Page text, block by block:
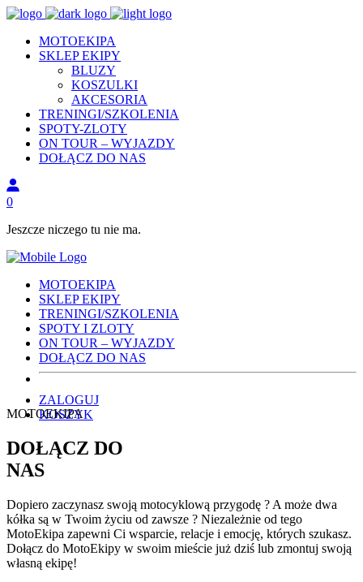
MOTOEKIPA
SKLEP EKIPY
BLUZY
KOSZULKI
AKCESORIA
TRENINGI/SZKOLENIA
SPOTY-ZLOTY
ON TOUR – WYJAZDY
DOŁĄCZ DO NAS
0
Jeszcze niczego tu nie ma.
MOTOEKIPA
SKLEP EKIPY
TRENINGI/SZKOLENIA
SPOTY I ZLOTY
ON TOUR – WYJAZDY
DOŁĄCZ DO NAS
ZALOGUJ
KOSZYK
MOTOEKIPA
DOŁĄCZ DO
NAS
Dopiero zaczynasz swoją motocyklową przygodę ? A może dwa
kółka są w Twoim życiu od zawsze ? Niezależnie od tego
MotoEkipa zapewni Ci wsparcie, relacje i emocję, których szukasz.
Dołącz do MotoEkipy w swoim mieście już dziś lub zmontuj swoją
własną ekipę!